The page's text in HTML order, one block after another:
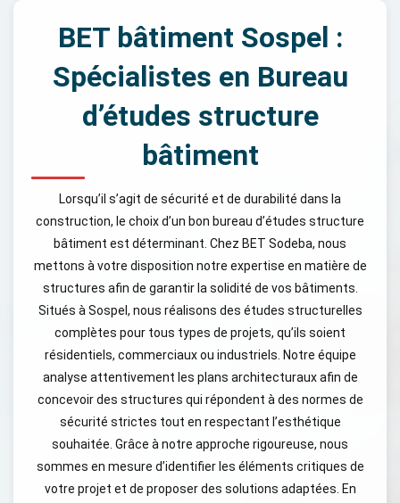
BET bâtiment Sospel :
Spécialistes en Bureau
d’études structure
bâtiment
Lorsqu’il s’agit de sécurité et de durabilité dans la
construction, le choix d’un bon bureau d’études structure
bâtiment est déterminant. Chez BET Sodeba, nous
mettons à votre disposition notre expertise en matière de
structures afin de garantir la solidité de vos bâtiments.
Situés à Sospel, nous réalisons des études structurelles
complètes pour tous types de projets, qu’ils soient
résidentiels, commerciaux ou industriels. Notre équipe
analyse attentivement les plans architecturaux afin de
concevoir des structures qui répondent à des normes de
sécurité strictes tout en respectant l’esthétique
souhaitée. Grâce à notre approche rigoureuse, nous
sommes en mesure d’identifier les éléments critiques de
votre projet et de proposer des solutions adaptées. En